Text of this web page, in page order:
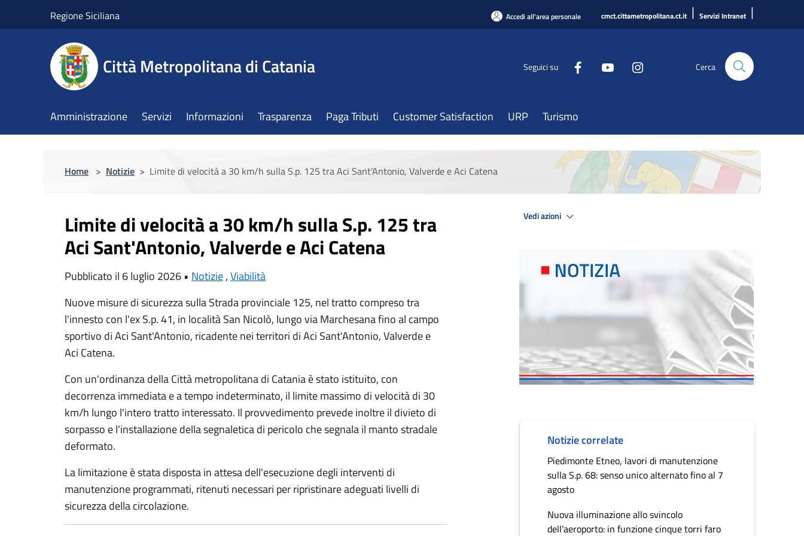
Regione Siciliana Accedi all'area personale cmct.cittametropolitana.ct.it | Servizi Intranet |
Città Metropolitana di Catania Seguici su Cerca
Amministrazione Servizi Informazioni Trasparenza Paga Tributi Customer Satisfaction URP Turismo
Home > Notizie > Limite di velocità a 30 km/h sulla S.p. 125 tra Aci Sant'Antonio, Valverde e Aci Catena
Limite di velocità a 30 km/h sulla S.p. 125 tra
Aci Sant'Antonio, Valverde e Aci Catena
Pubblicato il 6 luglio 2026 • Notizie,Viabilità
Nuove misure di sicurezza sulla Strada provinciale 125, nel tratto compreso tra
l'innesto con l'ex S.p. 41, in località San Nicolò, lungo via Marchesana fino al campo
sportivo di Aci Sant'Antonio, ricadente nei territori di Aci Sant'Antonio, Valverde e
Aci Catena.
Con un'ordinanza della Città metropolitana di Catania è stato istituito, con
decorrenza immediata e a tempo indeterminato, il limite massimo di velocità di 30
km/h lungo l'intero tratto interessato. Il provvedimento prevede inoltre il divieto di
sorpasso e l'installazione della segnaletica di pericolo che segnala il manto stradale
deformato.
La limitazione è stata disposta in attesa dell'esecuzione degli interventi di
manutenzione programmati, ritenuti necessari per ripristinare adeguati livelli di
sicurezza della circolazione.
Vedi azioni
Notizie correlate
Piedimonte Etneo, lavori di manutenzione
sulla S.p. 68: senso unico alternato fino al 7
agosto
Nuova illuminazione allo svincolo
dell’aeroporto: in funzione cinque torri faro